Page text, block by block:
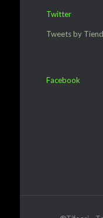
Twitter
Tweets by
Facebook